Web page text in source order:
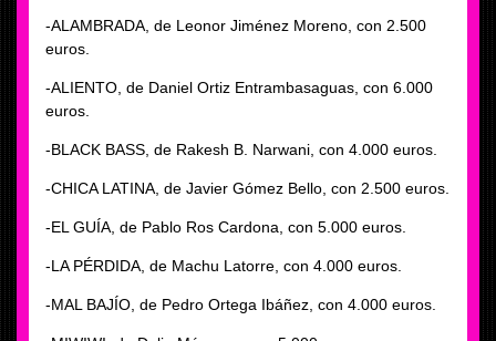
-ALAMBRADA, de Leonor Jiménez Moreno, con 2.500
euros.
-ALIENTO, de Daniel Ortiz Entrambasaguas, con 6.000
euros.
-BLACK BASS, de Rakesh B. Narwani, con 4.000 euros.
-CHICA LATINA, de Javier Gómez Bello, con 2.500 euros.
-EL GUÍA, de Pablo Ros Cardona, con 5.000 euros.
-LA PÉRDIDA, de Machu Latorre, con 4.000 euros.
-MAL BAJÍO, de Pedro Ortega Ibáñez, con 4.000 euros.